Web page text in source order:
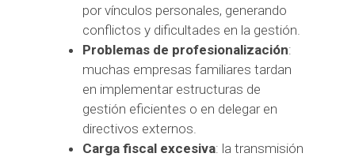
por vínculos personales, generando
conflictos y dificultades en la gestión.
Problemas de profesionalización:
muchas empresas familiares tardan
en implementar estructuras de
gestión eficientes o en delegar en
directivos externos.
Carga fiscal excesiva: la transmisión